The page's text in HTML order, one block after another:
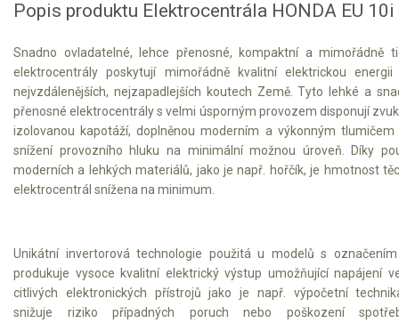
Nůžky na živý plot
Vysavače a foukače
Elektrocentrály
Štěpkovače a drtiče
Elektrické skútry
Elektrické tříkolky pro seniory
Elektrické tříkolky pracovní
Popis produktu Elektrocentrála HONDA EU 10i
Snadno ovladatelné, lehce přenosné, kompaktní a mimořádně
elektrocentrály poskytují mimořádně kvalitní elektrickou
nejvzdálenějších, nejzapadlejších koutech Země. Tyto lehké a
přenosné elektrocentrály s velmi úsporným provozem disponují
izolovanou kapotáží, doplněnou moderním a výkonným tlumičem
snížení provozního hluku na minimální možnou úroveň. Díky
moderních a lehkých materiálů, jako je např. hořčík, je hmotnost
elektrocentrál snížena na minimum.
Unikátní invertorová technologie použitá u modelů s označením
produkuje vysoce kvalitní elektrický výstup umožňující napájení
citlivých elektronických přístrojů jako je např. výpočetní
snižuje riziko případných poruch nebo poškození